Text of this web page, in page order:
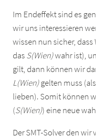
Im Endeffekt sind es
wir uns interessieren
wissen nun sicher,
dasS(Wien)wahr ist),
gilt, dann können wir
L(Wien)gelten muss
lieben). Somit können
(S(Wien)) eine neue
Der SMT-Solver den